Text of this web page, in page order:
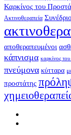
Καρκίνος του
Ακτινοθεραπεία Συνέδριο
αποθεραπευμένοι
κάπνισμα καρκίνος
πνεύμονα κύτταρα
προστάτης